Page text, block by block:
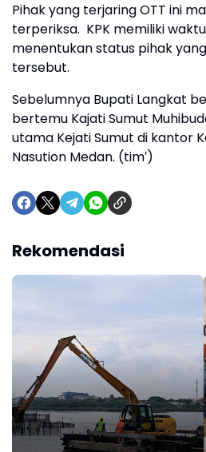
Pihak yang terjaring OTT ini
terperiksa. KPK memiliki waktu
menentukan status pihak
tersebut.
Sebelumnya Bupati Langkat
bertemu Kajati Sumut
utama Kejati Sumut di kantor
Nasution Medan. (tim′)
Rekomendasi